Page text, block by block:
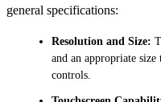
general specifications:
Resolution and Size:
and an appropriate
controls.